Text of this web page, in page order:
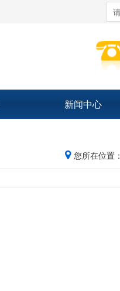
新闻中心
您所在位置：